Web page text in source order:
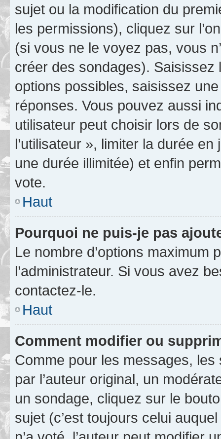
sujet ou la modification du
les permissions), cliquez sur
(si vous ne le voyez pas, vous
créer des sondages).
options possibles, saisissez
réponses. Vous pouvez aussi
utilisateur peut choisir lors de
l’utilisateur », limiter la durée
une durée illimitée) et enfin
vote.
Haut
Pourquoi ne puis-je pas
Le nombre d’options maximum
l’administrateur. Si vous avez
contactez-le.
Haut
Comment modifier ou
Comme pour les messages,
par l’auteur original, un
un sondage, cliquez sur le
sujet (c’est toujours celui